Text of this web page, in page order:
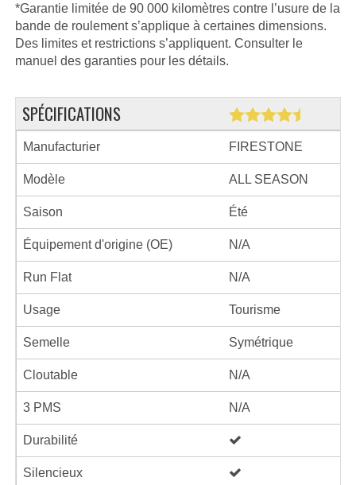
*Garantie limitée de 90 000 kilomètres contre l’usure de la
bande de roulement s’applique à certaines dimensions.
Des limites et restrictions s’appliquent. Consulter le
manuel des garanties pour les détails.
SPÉCIFICATIONS
Manufacturier FIRESTONE
Modèle ALL SEASON
Saison Été
Équipement d'origine (OE) N/A
Run Flat N/A
Usage Tourisme
Semelle Symétrique
Cloutable N/A
3 PMS N/A
Durabilité
Silencieux